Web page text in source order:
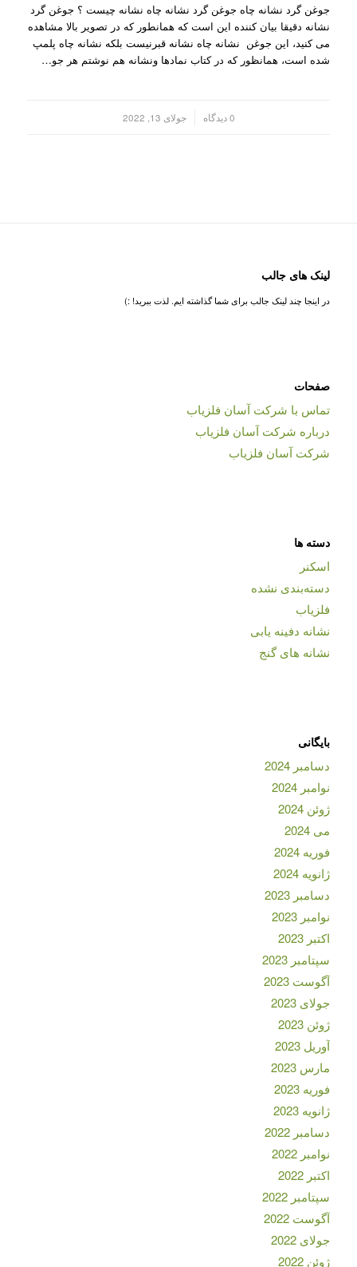
جوغن گرد نشانه چاه جوغن گرد نشانه چاه نشانه چیست ؟ جوغن گرد
نشانه دقیقا بیان کننده این است که همانطور که در تصویر بالا مشاهده
می کنید، این جوغن نشانه چاه نشانه قبرنیست بلکه نشانه چاه پلمپ
شده است، همانظور که در کتاب نمادها ونشانه هم نوشتم هر جو…
0 دیدگاه جولای 13, 2022
لینک های جالب
در اینجا چند لینک جالب برای شما گذاشته ایم. لذت ببرید! :)
صفحات
تماس با شرکت آسان فلزیاب
درباره شرکت آسان فلزیاب
شرکت آسان فلزیاب
دسته ها
اسکنر
دسته‌بندی نشده
فلزیاب
نشانه دفینه یابی
نشانه های گنج
بایگانی
دسامبر 2024
نوامبر 2024
ژوئن 2024
می 2024
فوریه 2024
ژانویه 2024
دسامبر 2023
نوامبر 2023
اکتبر 2023
سپتامبر 2023
آگوست 2023
جولای 2023
ژوئن 2023
آوریل 2023
مارس 2023
فوریه 2023
ژانویه 2023
دسامبر 2022
نوامبر 2022
اکتبر 2022
سپتامبر 2022
آگوست 2022
جولای 2022
ژوئن 2022